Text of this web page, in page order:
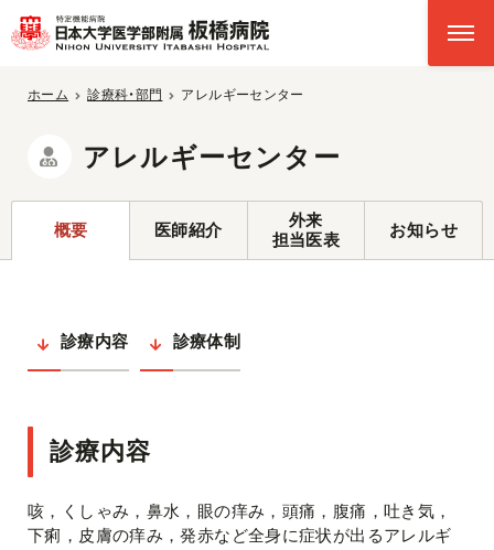
ホーム 診療科・部門 アレルギーセンター
アレルギーセンター
概要 医師紹介
外来
担当医表
お知らせ
診療内容 診療体制
診療内容
咳，くしゃみ，鼻水，眼の痒み，頭痛，腹痛，吐き気，
下痢，皮膚の痒み，発赤など全身に症状が出るアレルギ